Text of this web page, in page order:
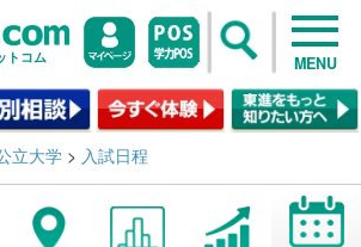
トコム MENU
立大学 > 入試日程